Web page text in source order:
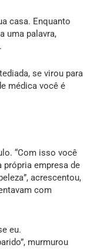
casa. Enquanto
uma palavra,
se virou para
médica você é
“Com isso você
própria empresa de
acrescentou,
com
eu.
murmurou